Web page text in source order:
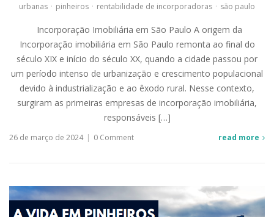
urbanas · pinheiros · rentabilidade de incorporadoras · são paulo
Incorporação Imobiliária em São Paulo A origem da
Incorporação imobiliária em São Paulo remonta ao final do
século XIX e início do século XX, quando a cidade passou por
um período intenso de urbanização e crescimento populacional
devido à industrialização e ao êxodo rural. Nesse contexto,
surgiram as primeiras empresas de incorporação imobiliária,
responsáveis […]
26 de março de 2024 | 0 Comment read more